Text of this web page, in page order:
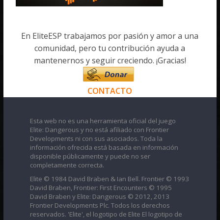
En EliteESP trabajamos por pasión y amor a una
comunidad, pero tu contribución ayuda a
mantenernos y seguir creciendo. ¡Gracias!
CONTACTO
Esta web no es una herramienta oficial del juego
Elite: Dangerous y no está afiliado con Frontier
Developments ni con sus asociados. Toda la
información ofrecida está basada en información
disponible públicamente y puede no ser
completamente correcta.
Elite © 1984 David Braben & Ian Bell. Frontier © 1993
David Braben, Frontier: First Encounters © 1995
David Braben y Elite: Dangerous © 2012, 2013
Frontier Developments Plc. Todos los derechos
reservados. 'Elite', el logotipo de Elite El logotipo de